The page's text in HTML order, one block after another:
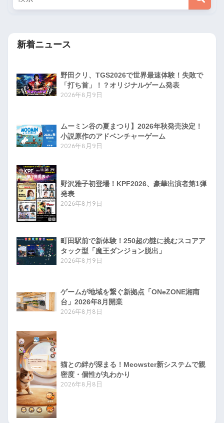
新着ニュース
野田クリ、TGS2026で世界最速体験！失敗で
「打ち首」！？オリジナルゲーム発表
2026年8月9日
ムーミン谷の夏まつり】2026年秋発売決定！
小説原作のアドベンチャーゲーム
2026年8月9日
野沢雅子初登場！KPF2026、豪華出演者第1弾
発表
2026年8月9日
町田駅前で新体験！250超の謎に挑むスコアア
タック型「魔王ダンジョン脱出」
2026年8月9日
ゲームが地域を繋ぐ新拠点「ONeZONE湘南
台」2026年8月開業
2026年8月8日
猫との絆が深まる！Meowster新システムで親
密度・個性が丸わかり
2026年8月8日